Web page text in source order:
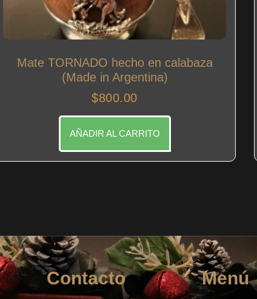
Mate TORNADO hecho en calabaza
(Made in Argentina)
$800.00
AÑADIR AL CARRITO
Contacto Menú